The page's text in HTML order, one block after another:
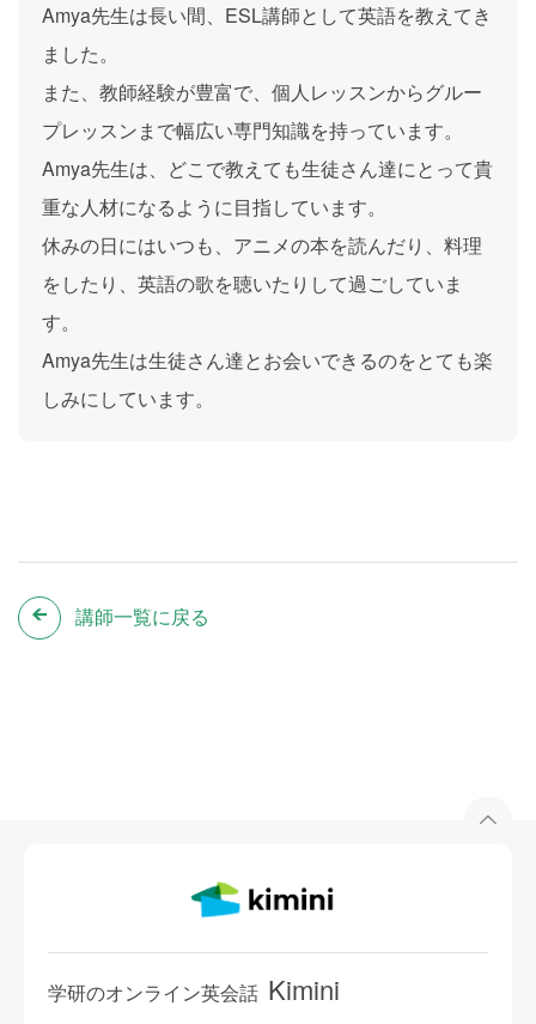
Amya先生は長い間、ESL講師として英語を教えてき
ました。
また、教師経験が豊富で、個人レッスンからグルー
プレッスンまで幅広い専門知識を持っています。
Amya先生は、どこで教えても生徒さん達にとって貴
重な人材になるように目指しています。
休みの日にはいつも、アニメの本を読んだり、料理
をしたり、英語の歌を聴いたりして過ごしていま
す。
Amya先生は生徒さん達とお会いできるのをとても楽
しみにしています。
講師一覧に戻る
学研のオンライン英会話 Kimini